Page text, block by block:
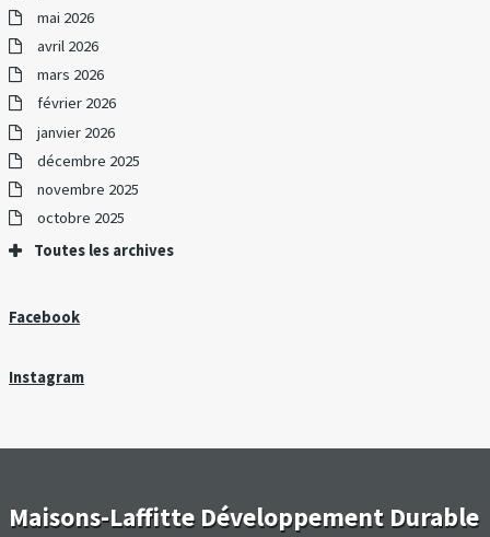
mai 2026
avril 2026
mars 2026
février 2026
janvier 2026
décembre 2025
novembre 2025
octobre 2025
Toutes les archives
Facebook
Instagram
Maisons-Laffitte Développement Durable